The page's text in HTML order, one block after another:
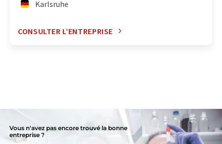
Karlsruhe
CONSULTER L’ENTREPRISE
Vous n'avez pas encore trouvé la bonne
entreprise ?